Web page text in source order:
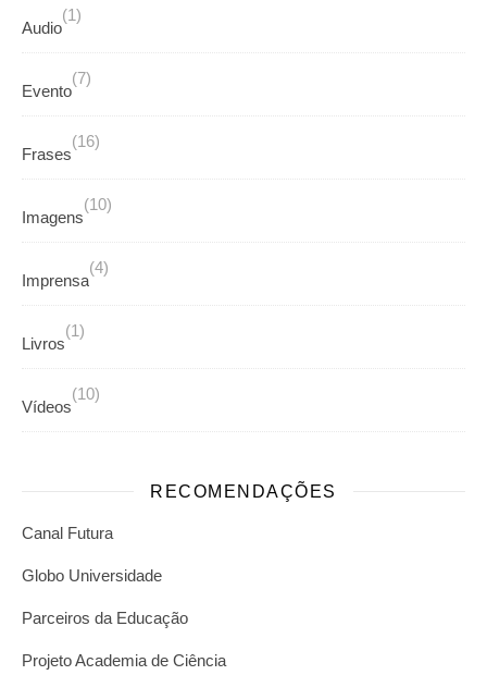
Audio
(1)
Evento
(7)
Frases
(16)
Imagens
(10)
Imprensa
(4)
Livros
(1)
Vídeos
(10)
RECOMENDAÇÕES
Canal Futura
Globo Universidade
Parceiros da Educação
Projeto Academia de Ciência